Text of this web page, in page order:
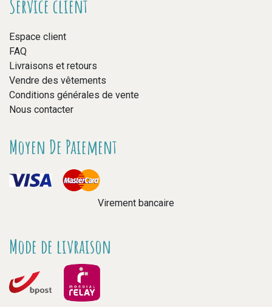
Service client
Espace client
FAQ
Livraisons et retours
Vendre des vêtements
Conditions générales de vente
Nous contacter
Moyen De Paiement
Virement bancaire
Mode de livraison